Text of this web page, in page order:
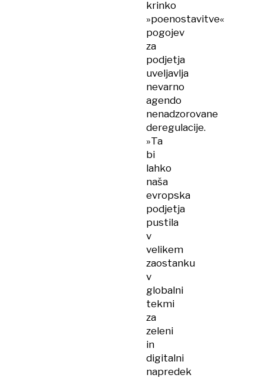
krinko
»poenostavitve«
pogojev
za
podjetja
uveljavlja
nevarno
agendo
nenadzorovane
deregulacije.
»Ta
bi
lahko
naša
evropska
podjetja
pustila
v
velikem
zaostanku
v
globalni
tekmi
za
zeleni
in
digitalni
napredek